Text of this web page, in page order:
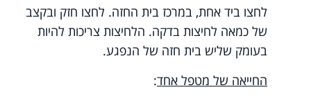
לחצו ביד אחת, במרכז בית החזה. לחצו חזק ובקצב
של כמאה לחיצות בדקה. הלחיצות צריכות להיות
בעומק שליש בית חזה של הנפגע.
החייאה של מטפל אחד: